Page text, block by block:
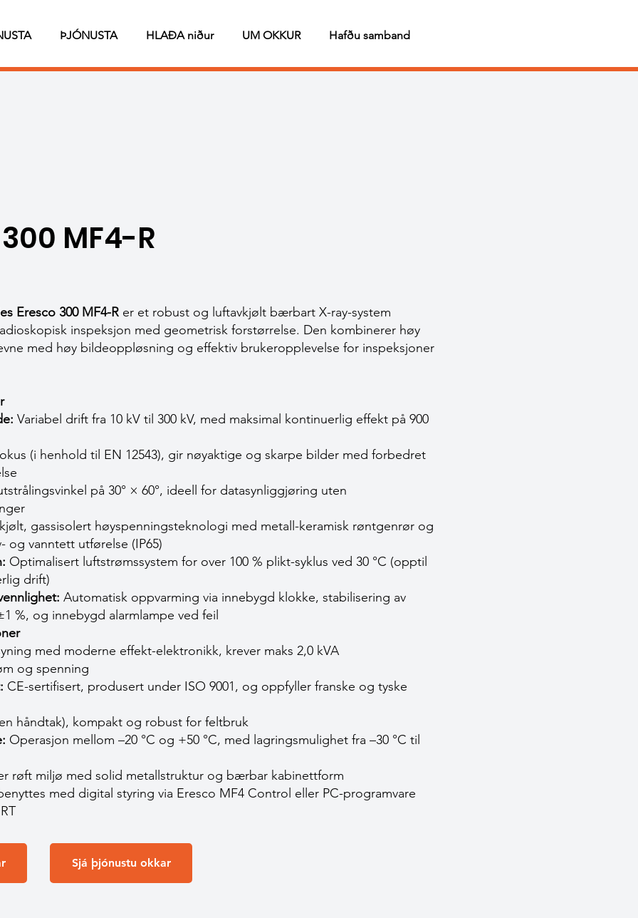
ÞJÓNUSTA HLAÐA niður UM OKKUR Hafðu samband
300 MF4-R
Eresco 300 MF4-R er et robust og luftavkjølt bærbart X-ray-system
inspeksjon med geometrisk forstørrelse. Den kombinerer høy
med høy bildeoppløsning og effektiv brukeropplevelse for inspeksjoner
Variabel drift fra 10 kV til 300 kV, med maksimal kontinuerlig effekt på 900
(i henhold til EN 12543), gir nøyaktige og skarpe bilder med forbedret
på 30° × 60°, ideell for datasynliggjøring uten
gassisolert høyspenningsteknologi med metall-keramisk røntgenrør og
og vanntett utførelse (IP65)
Optimalisert luftstrømssystem for over 100 % plikt-syklus ved 30 °C (opptil
drift)
Automatisk oppvarming via innebygd klokke, stabilisering av
%, og innebygd alarmlampe ved feil
med moderne effekt-elektronikk, krever maks 2,0 kVA
og spenning
CE-sertifisert, produsert under ISO 9001, og oppfyller franske og tyske
håndtak), kompakt og robust for feltbruk
Operasjon mellom –20 °C og +50 °C, med lagringsmulighet fra –30 °C til
røft miljø med solid metallstruktur og bærbar kabinettform
med digital styring via Eresco MF4 Control eller PC-programvare
Sjá þjónustu okkar